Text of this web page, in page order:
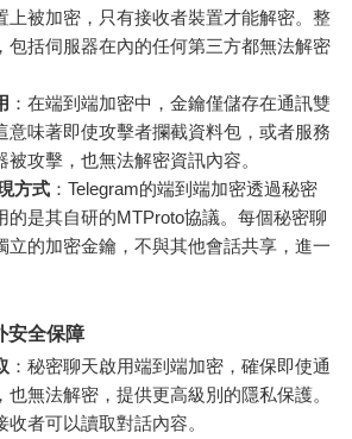
上被加密，只有接收者裝置才能解密。整
包括伺服器在內的任何第三方都無法解密
：在端到端加密中，金鑰僅儲存在通訊雙
意味著即使攻擊者攔截資料包，或者服務
被攻擊，也無法解密資訊內容。
方式 ：Telegram的端到端加密透過秘密
的是其自研的MTProto協議。每個秘密聊
立的加密金鑰，不與其他會話共享，進一
安全保障
：秘密聊天啟用端到端加密，確保即使通
也無法解密，提供更高級別的隱私保護。
收者可以讀取對話內容。